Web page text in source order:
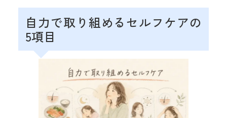
自力で取り組めるセルフケアの
5項目